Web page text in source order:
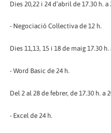
Dies 20,22 i 24 d’abril de 17.30 h. a
- Negociació Col·lectiva de 12 h.
Dies 11,13, 15 i 18 de maig 17.30 h.
- Word Basic de 24 h.
Del 2 al 28 de febrer, de 17.30 h. a
- Excel de 24 h.